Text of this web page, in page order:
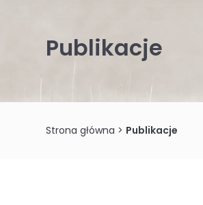
Publikacje
Strona główna > Publikacje